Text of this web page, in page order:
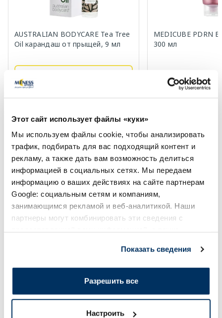
Этот сайт использует файлы «куки»
Мы используем файлы cookie, чтобы анализировать
трафик, подбирать для вас подходящий контент и
рекламу, а также дать вам возможность делиться
информацией в социальных сетях. Мы передаем
информацию о ваших действиях на сайте партнерам
Google: социальным сетям и компаниям,
занимающимся рекламой и веб-аналитикой. Наши
партнеры могут комбинировать эти сведения с
Показать сведения
Разрешить все
Настроить
AUSTRALIAN BODYCARE Tea Tree
Oil карандаш от прыщей, 9 мл
6.45 €
В корзину
Регулярная цена: 12.89 €
MEDICUBE PDRN
300 мл
16.79 € 23.99 €
В
Регулярная цена: 23.99 €
Page 1 of 10
Солнечная защита летом ☀️
Более...
-60%